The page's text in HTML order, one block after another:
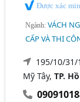
Được xác
Ngành:VÁCH
CẤP VÀ THI
195/10/
Mỹ Tây,TP.